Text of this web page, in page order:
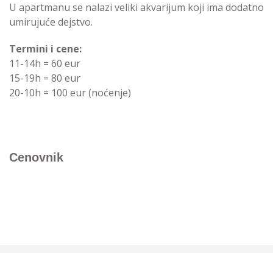
U apartmanu se nalazi veliki akvarijum koji ima dodatno
umirujuće dejstvo.
Termini i cene:
11-14h = 60 eur
15-19h = 80 eur
20-10h = 100 eur (noćenje)
Cenovnik